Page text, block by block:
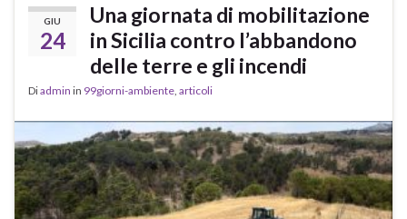
GIU
24
Una giornata di mobilitazione
in Sicilia contro l’abbandono
delle terre e gli incendi
Diadmin in 99giorni-ambiente articoli